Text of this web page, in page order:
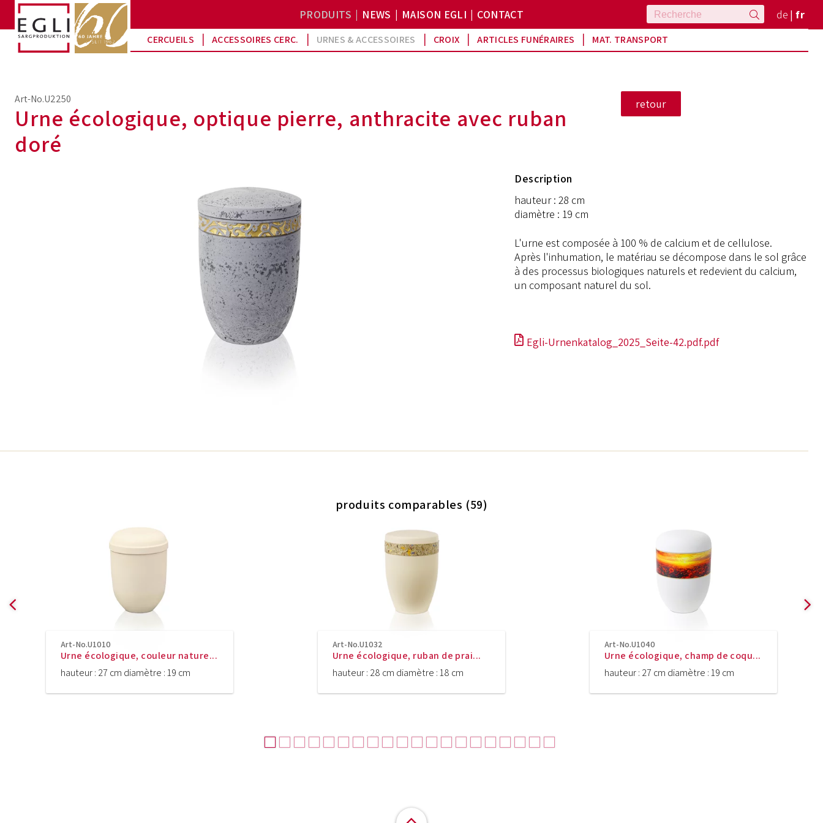
PRODUITS
CERCUEILS ACCESSOIRES CERC. URNES & ACCESSOIRES CROIX ARTICLES FUNÉRAIRES MAT. TRANSPORT
NEWS MAISON EGLI CONTACT de fr
Art-No.U2250
Urne écologique, optique pierre, anthracite avec ruban
doré
Description
hauteur : 28 cm
diamètre : 19 cm
L'urne est composée à 100 % de calcium et de cellulose.
Après l'inhumation, le matériau se décompose dans le sol grâce
à des processus biologiques naturels et redevient du calcium,
un composant naturel du sol.
Egli-Urnenkatalog_2025_Seite-42.pdf.pdf
produits comparables (59)
Art-No.U1010
Urne écologique, couleur nature...
hauteur : 27 cm diamètre : 19 cm
Art-No.U1032
Urne écologique, ruban de prai...
hauteur : 28 cm diamètre : 18 cm
Art-No.U1040
Urne écologique, champ de coqu...
hauteur : 27 cm diamètre : 19 cm